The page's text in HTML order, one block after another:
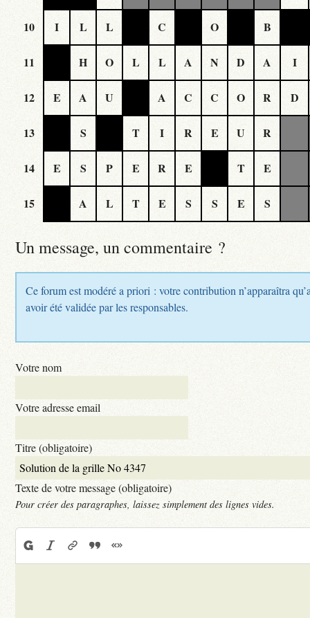
10 I L L C O B
11 H O L L A N D A I
12 E A U A C C O R D
13 S T I R E U R
14 E S P E R E T E
15 A L T E S S E S
Un message, un commentaire ?
Ce forum est modéré a priori : votre contribution n’apparaîtra
avoir été validée par les responsables.
Votre nom
Votre adresse email
Titre (obligatoire)
Texte de votre message (obligatoire)
Pour créer des paragraphes, laissez simplement des lignes vides.